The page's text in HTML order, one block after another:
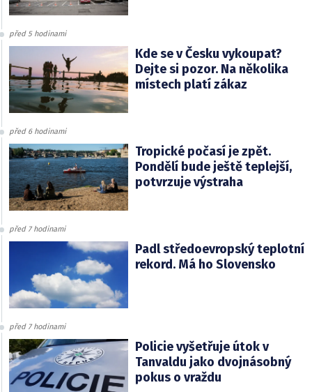
před 5 hodinami
Kde se v Česku vykoupat?
Dejte si pozor. Na několika
místech platí zákaz
před 6 hodinami
Tropické počasí je zpět.
Pondělí bude ještě teplejší,
potvrzuje výstraha
před 7 hodinami
Padl středoevropský teplotní
rekord. Má ho Slovensko
před 7 hodinami
Policie vyšetřuje útok v
Tanvaldu jako dvojnásobný
pokus o vraždu